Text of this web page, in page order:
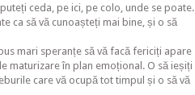
ceda, pe ici, pe colo, unde se poate.
ca să vă cunoașteți mai bine, și o să
mari speranțe să vă facă fericiți apare
maturizare în plan emoțional. O să ieșiți
care vă ocupă tot timpul și o să vă